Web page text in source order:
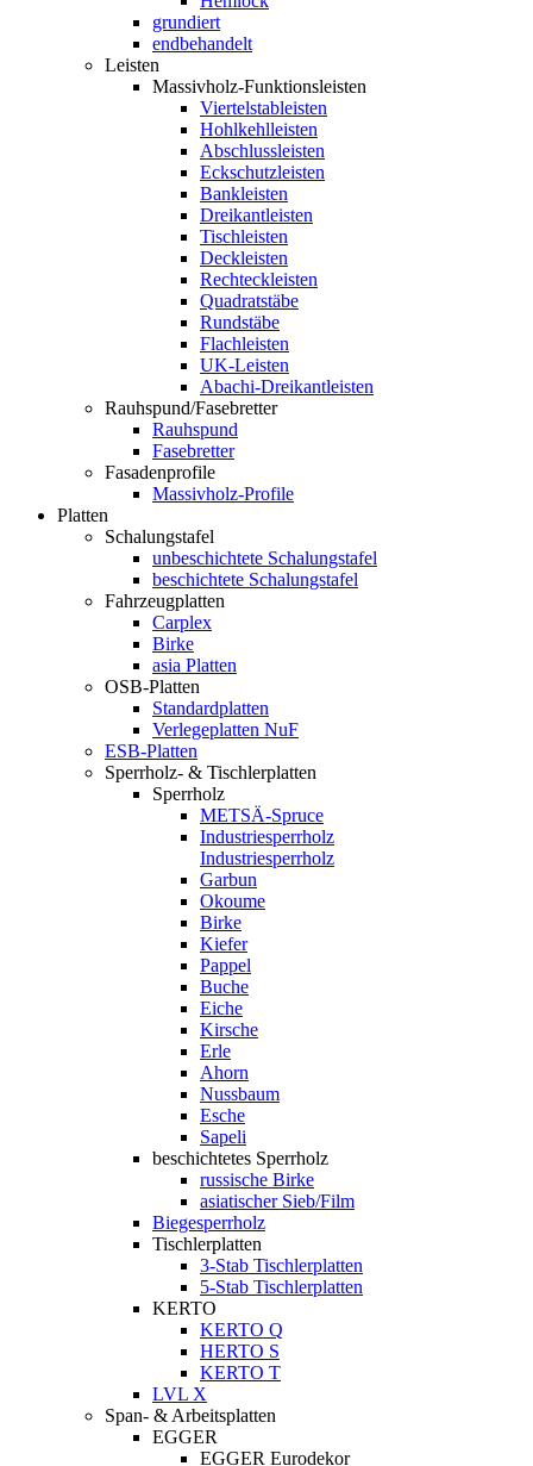
grundiert
endbehandelt
Leisten
Massivholz-Funktionsleisten
Viertelstableisten
Hohlkehlleisten
Abschlussleisten
Eckschutzleisten
Bankleisten
Dreikantleisten
Tischleisten
Deckleisten
Rechteckleisten
Quadratstäbe
Rundstäbe
Flachleisten
UK-Leisten
Abachi-Dreikantleisten
Rauhspund/Fasebretter
Rauhspund
Fasebretter
Fasadenprofile
Massivholz-Profile
Platten
Schalungstafel
unbeschichtete Schalungstafel
beschichtete Schalungstafel
Fahrzeugplatten
Carplex
Birke
asia Platten
OSB-Platten
Standardplatten
Verlegeplatten NuF
ESB-Platten
Sperrholz- & Tischlerplatten
Sperrholz
METSÄ-Spruce
Industriesperrholz
Industriesperrholz
Garbun
Okoume
Birke
Kiefer
Pappel
Buche
Eiche
Kirsche
Erle
Ahorn
Nussbaum
Esche
Sapeli
beschichtetes Sperrholz
russische Birke
asiatischer Sieb/Film
Biegesperrholz
Tischlerplatten
3-Stab Tischlerplatten
5-Stab Tischlerplatten
KERTO
KERTO Q
HERTO S
KERTO T
LVL X
Span- & Arbeitsplatten
EGGER
EGGER Eurodekor